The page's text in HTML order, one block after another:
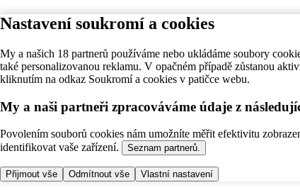
Nastavení soukromí a cookies
My a našich 18 partnerů používáme nebo ukládáme soubory
také personalizovanou reklamu. V opačném případě zůstanou
kliknutím na odkaz Soukromí a cookies v patičce webu.
My a naši partneři zpracováváme údaje z
Povolením souborů cookies nám umožníte měřit efektivitu
identifikovat vaše zařízení.
Seznam partnerů.
Přijmout vše Odmítnout vše Vlastní nastavení